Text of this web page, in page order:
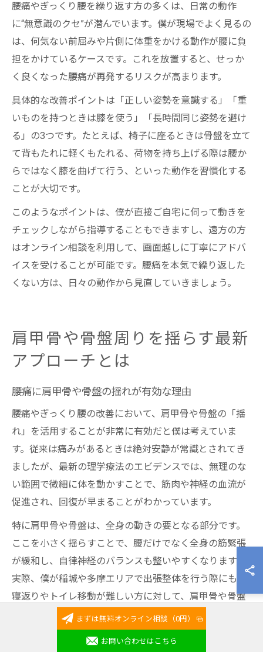
腰痛やぎっくり腰を繰り返す方の多くは、日常の動作
に“無意識のクセ”が潜んでいます。僕が現場でよく見るの
は、何気ない前屈みや片側に体重をかける動作が腰に負
担をかけているケースです。これを放置すると、せっか
く良くなった腰痛が再発するリスクが高まります。
具体的な改善ポイントは「正しい姿勢を意識する」「重
いものを持つときは膝を使う」「長時間同じ姿勢を避け
る」の3つです。たとえば、椅子に座るときは骨盤を立て
て背もたれに軽くもたれる、荷物を持ち上げる際は腰か
らではなく膝を曲げて行う、といった動作を習慣化する
ことが大切です。
このようなポイントは、僕が直接ご自宅に伺って動きを
チェックしながら指導することもできますし、遠方の方
はオンライン相談を利用して、画面越しに丁寧にアドバ
イスを受けることが可能です。腰痛を本気で繰り返した
くない方は、日々の動作から見直していきましょう。
肩甲骨や骨盤周りを揺らす最新
アプローチとは
腰痛に肩甲骨や骨盤の揺れが有効な理由
腰痛やぎっくり腰の改善において、肩甲骨や骨盤の「揺
れ」を活用することが非常に有効だと僕は考えていま
す。従来は痛みがあるときは絶対安静が常識とされてき
ましたが、最新の理学療法のエビデンスでは、無理のな
い範囲で微細に体を動かすことで、筋肉や神経の血流が
促進され、回復が早まることがわかっています。
特に肩甲骨や骨盤は、全身の動きの要となる部分です。
ここを小さく揺らすことで、腰だけでなく全身の筋緊張
が緩和し、自律神経のバランスも整いやすくなります。
実際、僕が稲城や多摩エリアで出張整体を行う際にも、
寝返りやトイレ移動が難しい方に対して、肩甲骨や骨盤
を軽く揺らす介助を行うだけで、痛みの軽減や可動域の
回復が見られるケースが多いです。
まずは無料オンライン相談（0円）
お問い合わせはこちら